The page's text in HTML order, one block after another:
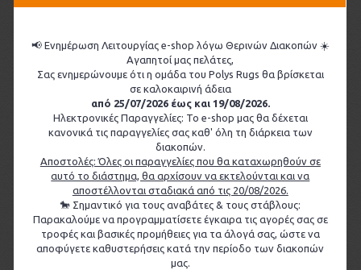
📢 Ενημέρωση Λειτουργίας e-shop λόγω Θερινών Διακοπών ☀️
Αγαπητοί μας πελάτες,
Σας ενημερώνουμε ότι η ομάδα του Polys Rugs θα βρίσκεται
σε καλοκαιρινή άδεια
από 25/07/2026 έως και 19/08/2026.
Ηλεκτρονικές Παραγγελίες: Το e-shop μας θα δέχεται
κανονικά τις παραγγελίες σας καθ' όλη τη διάρκεια των
διακοπών.
Αποστολές: Όλες οι παραγγελίες που θα καταχωρηθούν σε
αυτό το διάστημα, θα αρχίσουν να εκτελούνται και να
αποστέλλονται σταδιακά από τις 20/08/2026.
🐎 Σημαντικό για τους αναβάτες & τους στάβλους:
Παρακαλούμε να προγραμματίσετε έγκαιρα τις αγορές σας σε
τροφές και βασικές προμήθειες για τα άλογά σας, ώστε να
αποφύγετε καθυστερήσεις κατά την περίοδο των διακοπών
μας.